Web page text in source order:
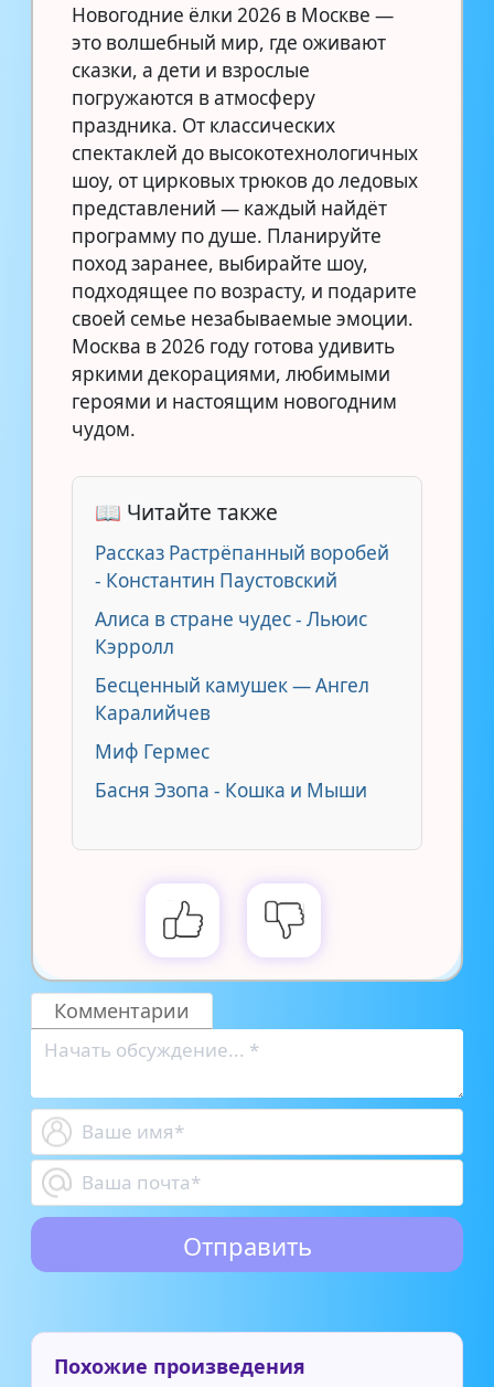
Новогодние ёлки 2026 в Москве —
это волшебный мир, где оживают
сказки, а дети и взрослые
погружаются в атмосферу
праздника. От классических
спектаклей до высокотехнологичных
шоу, от цирковых трюков до ледовых
представлений — каждый найдёт
программу по душе. Планируйте
поход заранее, выбирайте шоу,
подходящее по возрасту, и подарите
своей семье незабываемые эмоции.
Москва в 2026 году готова удивить
яркими декорациями, любимыми
героями и настоящим новогодним
чудом.
📖 Читайте также
Рассказ Растрёпанный воробей
- Константин Паустовский
Алиса в стране чудес - Льюис
Кэрролл
Бесценный камушек — Ангел
Каралийчев
Миф Гермес
Басня Эзопа - Кошка и Мыши
Комментарии
Похожие произведения